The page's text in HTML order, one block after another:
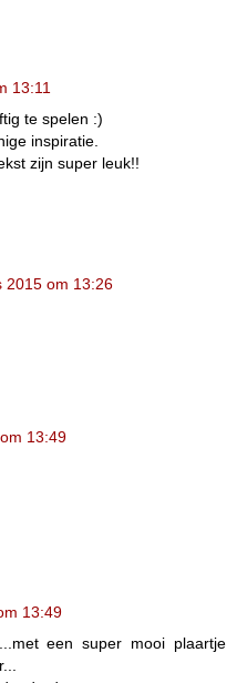
13:11
te spelen :)
inspiratie.
zijn super leuk!!
2015 om 13:26
13:49
13:49
een super mooi plaartje